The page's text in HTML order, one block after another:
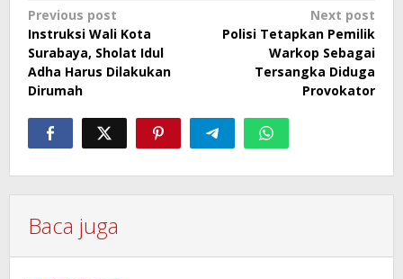
Post
navigation
Previous post
Instruksi Wali Kota
Surabaya, Sholat Idul
Adha Harus Dilakukan
Dirumah
Next post
Polisi Tetapkan Pemilik
Warkop Sebagai
Tersangka Diduga
Provokator
Baca juga